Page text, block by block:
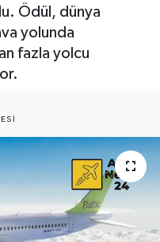
Ödül, dünya
yolunda
fazla yolcu